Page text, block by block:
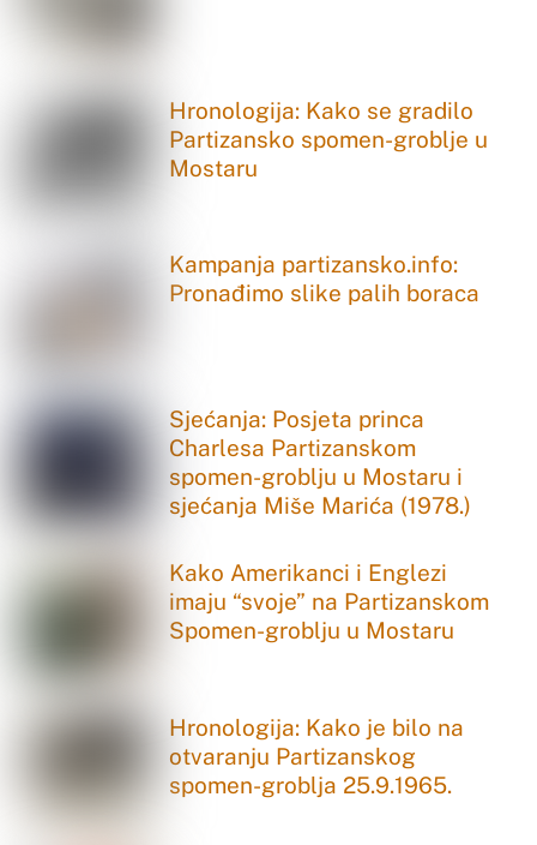
Hronologija: Kako se gradilo
Partizansko spomen-groblje u
Mostaru
Kampanja partizansko.info:
Pronađimo slike palih boraca
Sjećanja: Posjeta princa
Charlesa Partizanskom
spomen-groblju u Mostaru i
sjećanja Miše Marića (1978.)
Kako Amerikanci i Englezi
imaju “svoje” na Partizanskom
Spomen-groblju u Mostaru
Hronologija: Kako je bilo na
otvaranju Partizanskog
spomen-groblja 25.9.1965.